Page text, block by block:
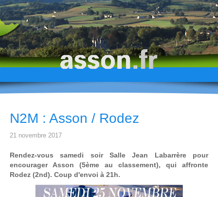
ENFANCE
TOURISME
HISTOIRE
N2M : Asson / Rodez
21 novembre 2017
Rendez-vous samedi soir Salle Jean Labarrère pour
encourager Asson (5ème au classement), qui affronte
Rodez (2nd). Coup d'envoi à 21h.